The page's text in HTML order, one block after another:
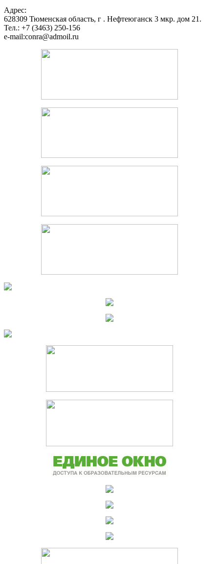
Адрес:
628309 Тюменская область, г . Нефтеюганск 3 мкр. дом 21.
Тел.: +7 (3463) 250-156
e-mail:conra@admoil.ru